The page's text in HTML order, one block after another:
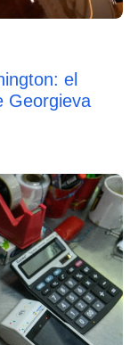
el
Georgieva